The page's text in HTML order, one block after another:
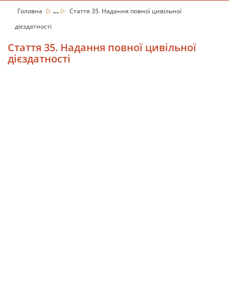
Головна ...
Стаття 35. Надання повної цивільної
дієздатності
Стаття 35. Надання повної цивільної
дієздатності